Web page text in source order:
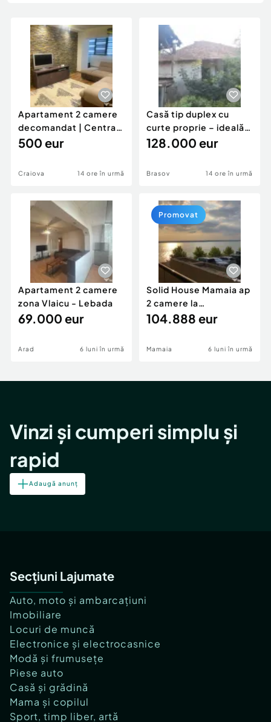
Animale de companie
Afaceri și echipamente profesionale
Inchiriere Bunuri si Vehicule
Piese auto si accesorii
Dacia Duster
Apartament 2 camere
decomandat | Centrală
proprie | 60 mp |
500 eur
Craiova 14 ore în urmă
Casă tip duplex cu
curte proprie – ideală
pentru renovar
128.000 eur
Brasov 14 ore în urmă
Apartament 2 camere
zona Vlaicu - Lebada
69.000 eur
Arad 6 luni în urmă
Solid House Mamaia ap
2 camere la
cheie,langa Mega
104.888 eur
Mamaia 6 luni în urmă
Promovat
Vinzi și cumperi simplu și
rapid
Adaugă anunț
Secțiuni Lajumate
Auto, moto și ambarcațiuni
Imobiliare
Locuri de muncă
Electronice și electrocasnice
Modă și frumusețe
Piese auto
Casă și grădină
Mama și copilul
Sport, timp liber, artă